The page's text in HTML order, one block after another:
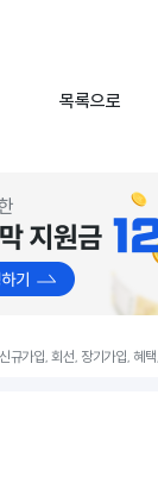
목록으로
규가입, 회선, 장기가입, 혜